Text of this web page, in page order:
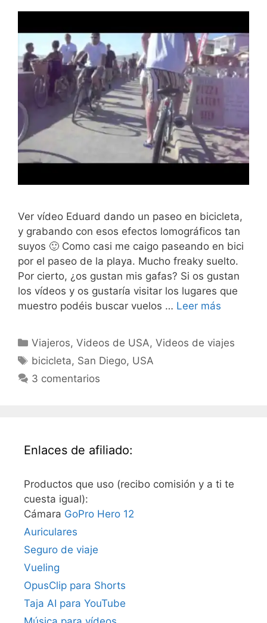
Ver vídeo Eduard dando un paseo en bicicleta,
y grabando con esos efectos lomográficos tan
suyos 🙂 Como casi me caigo paseando en bici
por el paseo de la playa. Mucho freaky suelto.
Por cierto, ¿os gustan mis gafas? Si os gustan
los vídeos y os gustaría visitar los lugares que
muestro podéis buscar vuelos … Leer más
Categorías
Viajeros,Videos de USA,Videos de viajes
Etiquetas
bicicleta, San Diego, USA
3 comentarios
Enlaces de afiliado:
Productos que uso (recibo comisión y a ti te
cuesta igual):
Cámara GoPro Hero 12
Auriculares
Seguro de viaje
Vueling
OpusClip para Shorts
Taja AI para YouTube